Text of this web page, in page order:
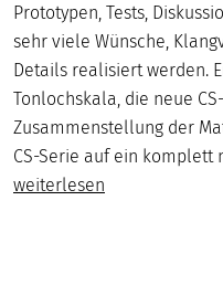
Prototypen, Tests,
sehr viele Wünsche,
Details realisiert werden.
Tonlochskala, die neue
Zusammenstellung der
CS-Serie auf ein komplett
weiterlesen